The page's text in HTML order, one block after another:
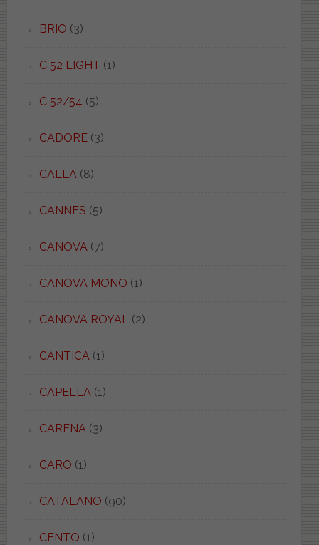
BRIO (3)
C 52 LIGHT (1)
C 52/54 (5)
CADORE(3)
CALLA(8)
CANNES (5)
CANOVA(7)
CANOVA MONO (1)
CANOVA ROYAL(2)
CANTICA(1)
CAPELLA(1)
CARENA(3)
CARO (1)
CATALANO (90)
CENTO (1)